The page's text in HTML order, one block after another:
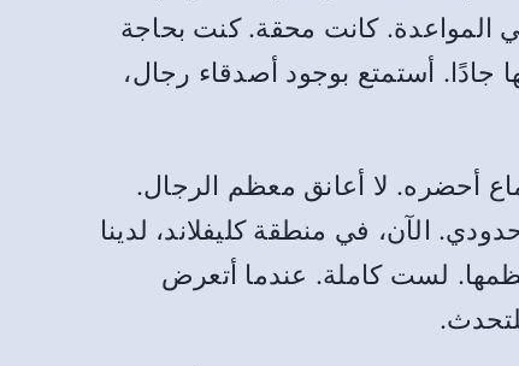
المواعدة. كانت محقة. كنت بحاجة
أستمتع بوجود أصدقاء رجال،
أحضره. لا أعانق معظم الرجال.
الآن، في منطقة كليفلاند، لدينا
لست كاملة. عندما أتعرض